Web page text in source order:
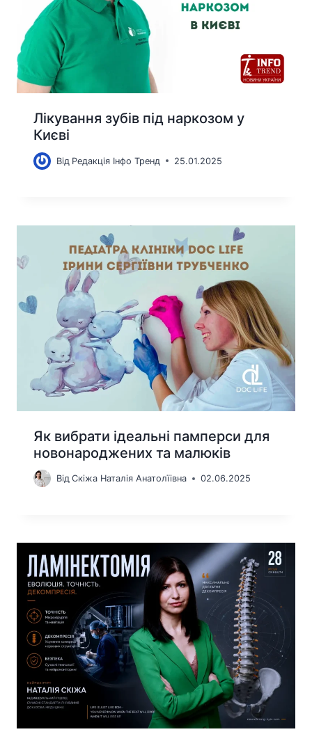
Лікування зубів під наркозом у
Києві
Від Редакція Інфо Тренд 25.01.2025
Як вибрати ідеальні памперси для
новонароджених та малюків
Від Скіжа Наталія Анатолїівна 02.06.2025